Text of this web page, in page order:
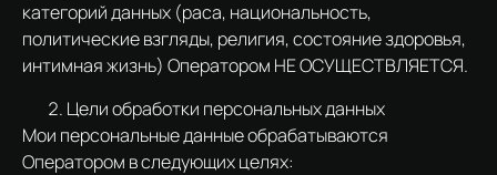
категорий данных (раса, национальность,
политические взгляды, религия, состояние здоровья,
интимная жизнь) Оператором НЕ ОСУЩЕСТВЛЯЕТСЯ.
Цели обработки персональных данных
Мои персональные данные обрабатываются
Оператором в следующих целях: